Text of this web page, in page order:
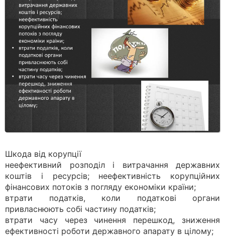
Шкода від корупції
неефективний розподіл і витрачання державних
коштів і ресурсів; неефективність корупційних
фінансових потоків з погляду економіки країни;
втрати податків, коли податкові органи
привласнюють собі частину податків;
втрати часу через чинення перешкод, зниження
ефективності роботи державного апарату в цілому;